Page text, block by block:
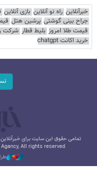
خبرآنلاین راه نو آنلاین بازی آنلاین
جراح بینی گوشتی پرشین هتل
قیمت طلا امروز بلیط قطار شرکت
خرید اکانت chatgpt
تمامی حقوق این سایت برای
All rights reserved